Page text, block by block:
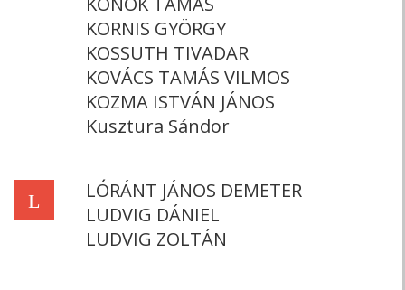
KORNIS GYÖRGY
KOSSUTH TIVADAR
KOVÁCS TAMÁS VILMOS
KOZMA ISTVÁN JÁNOS
Kusztura Sándor
L
LÓRÁNT JÁNOS DEMETER
LUDVIG DÁNIEL
LUDVIG ZOLTÁN